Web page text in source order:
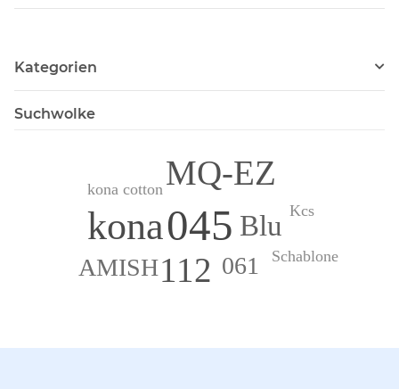
Kategorien
Suchwolke
045
kona
MQ-EZ
112
Blu
AMISH 061
Kcs
Schablone
kona cotton